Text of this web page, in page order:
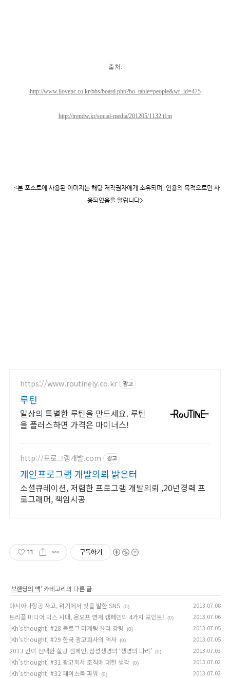
출처 :
http://www.ilovepc.co.kr/bbs/board.php?bo_table=people&wr_id=475
http://trendw.kr/social-media/201205/1132.t1m
<본 포스트에 사용된 이미지는 해당 저작권자에게 소유되며
인용의 목적으로만 사
용되었음을 알립니다>
https://www.routinely.co.kr 광고
루틴
일상의 특별한 루틴을 만드세요. 루틴
을 플러스하면 가격은 마이너스!
http://프로그램개발.com 광고
개인프로그램 개발의뢰 밝은터
소셜큐레이션, 저렴한 프로그램 개발의뢰 ,20년경력 프
로그래머, 책임시공
11 구독하기
'브랜딩의 맥' 카테고리의 다른 글
아시아나항공 사고, 위기에서 빛을 발한 SNS (0) 2013.07.08
트리플 미디어 믹스 시대, 온오프 연계 캠페인의 4가지 포인트! (0) 2013.07.06
[Kh's thought] #28 블로그 마케팅 윤리 강령 (0) 2013.07.05
[Kh's thought] #29 한국 광고회사의 역사 (0) 2013.07.05
2013 칸이 선택한 힐링 캠페인, 삼성생명의 ‘생명의 다리’ (0) 2013.07.03
[Kh's thought] #31 광고회사 조직에 대한 생각 (0) 2013.07.02
[Kh's thought] #32 페이스북 파워 (0) 2013.07.02